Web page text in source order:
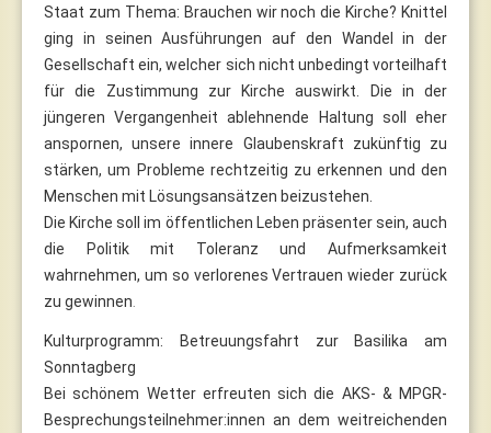
Staat zum Thema: Brauchen wir noch die Kirche? Knittel
ging in seinen Ausführungen auf den Wandel in der
Gesellschaft ein, welcher sich nicht unbedingt vorteilhaft
für die Zustimmung zur Kirche auswirkt. Die in der
jüngeren Vergangenheit ablehnende Haltung soll eher
anspornen, unsere innere Glaubenskraft zukünftig zu
stärken, um Probleme rechtzeitig zu erkennen und den
Menschen mit Lösungsansätzen beizustehen.
Die Kirche soll im öffentlichen Leben präsenter sein, auch
die Politik mit Toleranz und Aufmerksamkeit
wahrnehmen, um so verlorenes Vertrauen wieder zurück
zu gewinnen.
Kulturprogramm: Betreuungsfahrt zur Basilika am
Sonntagberg
Bei schönem Wetter erfreuten sich die AKS- & MPGR-
Besprechungsteilnehmer:innen an dem weitreichenden